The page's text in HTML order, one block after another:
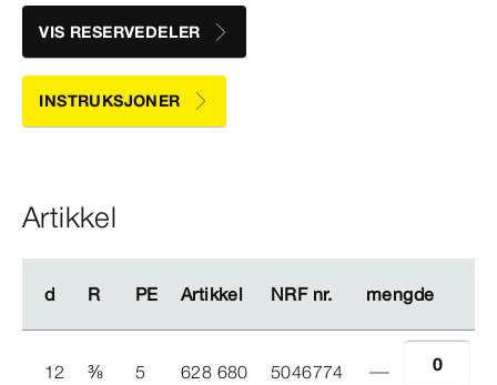
VIS RESERVEDELER
INSTRUKSJONER
Artikkel
d R PE Artikkel NRF nr. mengde
d R PE Artikkel NRF nr. mengde
12 ⅜ 5 628 680 5046774